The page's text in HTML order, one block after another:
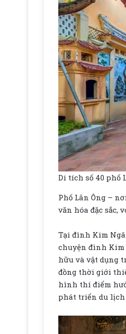
Di tích số 40 phố
Phố Lãn Ông –
văn hóa đặc sắc,
Tại đình Kim
chuyện đình Kim
hữu và vật dụng
đồng thời giới
hình thí điểm
phát triển du lịch